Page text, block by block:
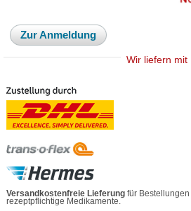
Zur Anmeldung
Wir liefern mit
Versandkostenfreie Lieferung für
rezeptpflichtige Medikamente.